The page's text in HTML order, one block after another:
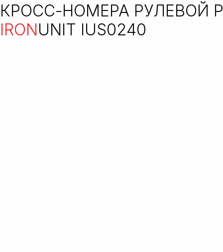
КРОСС-НОМЕРА РУЛЕВОЙ
IRONUNIT IUS0240